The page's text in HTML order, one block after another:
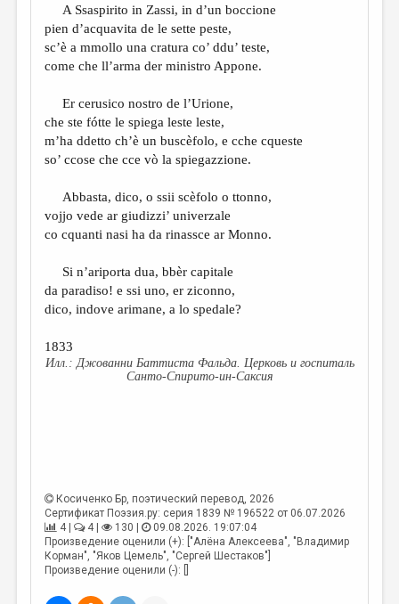
ТРЕДИАКОВСКИЙ
МЕДИА
A Ssaspirito in Zassi, in d’un boccione
pien d’acquavita de le sette peste,
sc’è a mmollo una cratura co’ ddu’ teste,
come che ll’arma der ministro Appone.
Er cerusico nostro de l’Urione,
che ste fótte le spiega leste leste,
m’ha ddetto ch’è un buscèfolo, e cche cqueste
so’ ccose che cce vò la spiegazzione.
Abbasta, dico, o ssii scèfolo o ttonno,
vojjo vede ar giudizzi’ univerzale
co cquanti nasi ha da rinassce ar Monno.
Si n’ariporta dua, bbèr capitale
da paradiso! e ssi uno, er ziconno,
dico, indove arimane, a lo spedale?
1833
Джованни Баттиста Фальда. Церковь и госпиталь
Санто-Спирито-ин-Саксия
Косиченко Бр , поэтический перевод, 2026
Сертификат Поэзия.ру: серия 1839 № 196522 от 06.07.2026
4 |
4 | 130 |
09.08.2026. 19:07:04
Произведение оценили (+): ["Алёна Алексеева", "Владимир
Корман", "Яков Цемель", "Сергей Шестаков"]
Произведение оценили (-): []